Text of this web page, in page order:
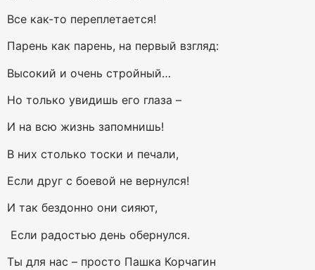
Все как-то переплетается!
Парень как парень, на первый взгляд:
Высокий и очень стройный…
Но только увидишь его глаза –
И на всю жизнь запомнишь!
В них столько тоски и печали,
Если друг с боевой не вернулся!
И так бездонно они сияют,
Если радостью день обернулся.
Ты для нас – просто Пашка Корчагин